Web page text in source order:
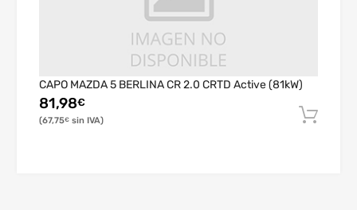
CAPO MAZDA 5 BERLINA CR 2.0 CRTD Active (81kW)
81,98€
67,75€